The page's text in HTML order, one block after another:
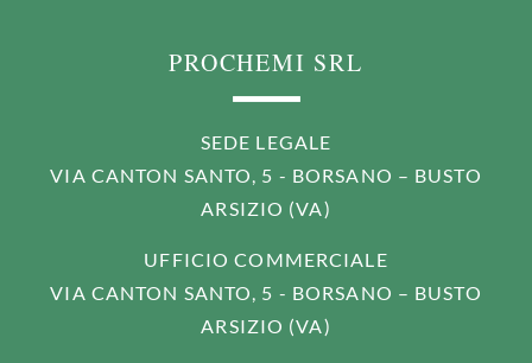
PROCHEMI SRL
SEDE LEGALE
VIA CANTON SANTO, 5 - BORSANO – BUSTO
ARSIZIO (VA)
UFFICIO COMMERCIALE
VIA CANTON SANTO, 5 - BORSANO – BUSTO
ARSIZIO (VA)